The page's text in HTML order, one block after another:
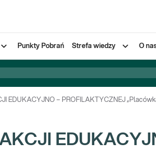
Punkty Pobrań Strefa wiedzy O
EDUKACYJNO – PROFILAKTYCZNEJ